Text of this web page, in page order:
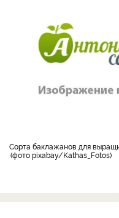
Сорта баклажанов для
фото pixabay/Kathas_Fotos